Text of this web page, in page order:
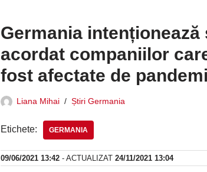
Germania
acordat companiilor
fost afectate de
Liana Mihai Știri Germania
Etichete: GERMANIA
09/06/2021 13:42 - ACTUALIZAT 24/11/2021 13:04